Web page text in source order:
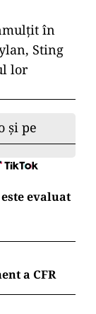
în
Sting
lor
și pe
evaluat
a CFR